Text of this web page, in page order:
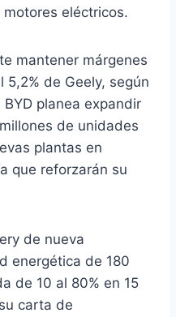
eléctricos.
mantener márgenes
5,2% de Geely, según
planea expandir
de unidades
plantas en
que reforzarán su
de nueva
energética de 180
de 10 al 80% en 15
carta de